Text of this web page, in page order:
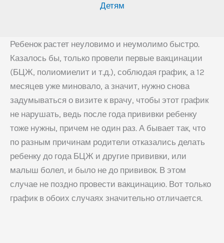
Детям
Ребенок растет неуловимо и неумолимо быстро.
Казалось бы, только провели первые вакцинации
(БЦЖ, полиомиелит и т.д.), соблюдая график, а 12
месяцев уже миновало, а значит, нужно снова
задумываться о визите к врачу, чтобы этот график
не нарушать, ведь после года прививки ребенку
тоже нужны, причем не один раз. А бывает так, что
по разным причинам родители отказались делать
ребенку до года БЦЖ и другие прививки, или
малыш болел, и было не до прививок. В этом
случае не поздно провести вакцинацию. Вот только
график в обоих случаях значительно отличается.